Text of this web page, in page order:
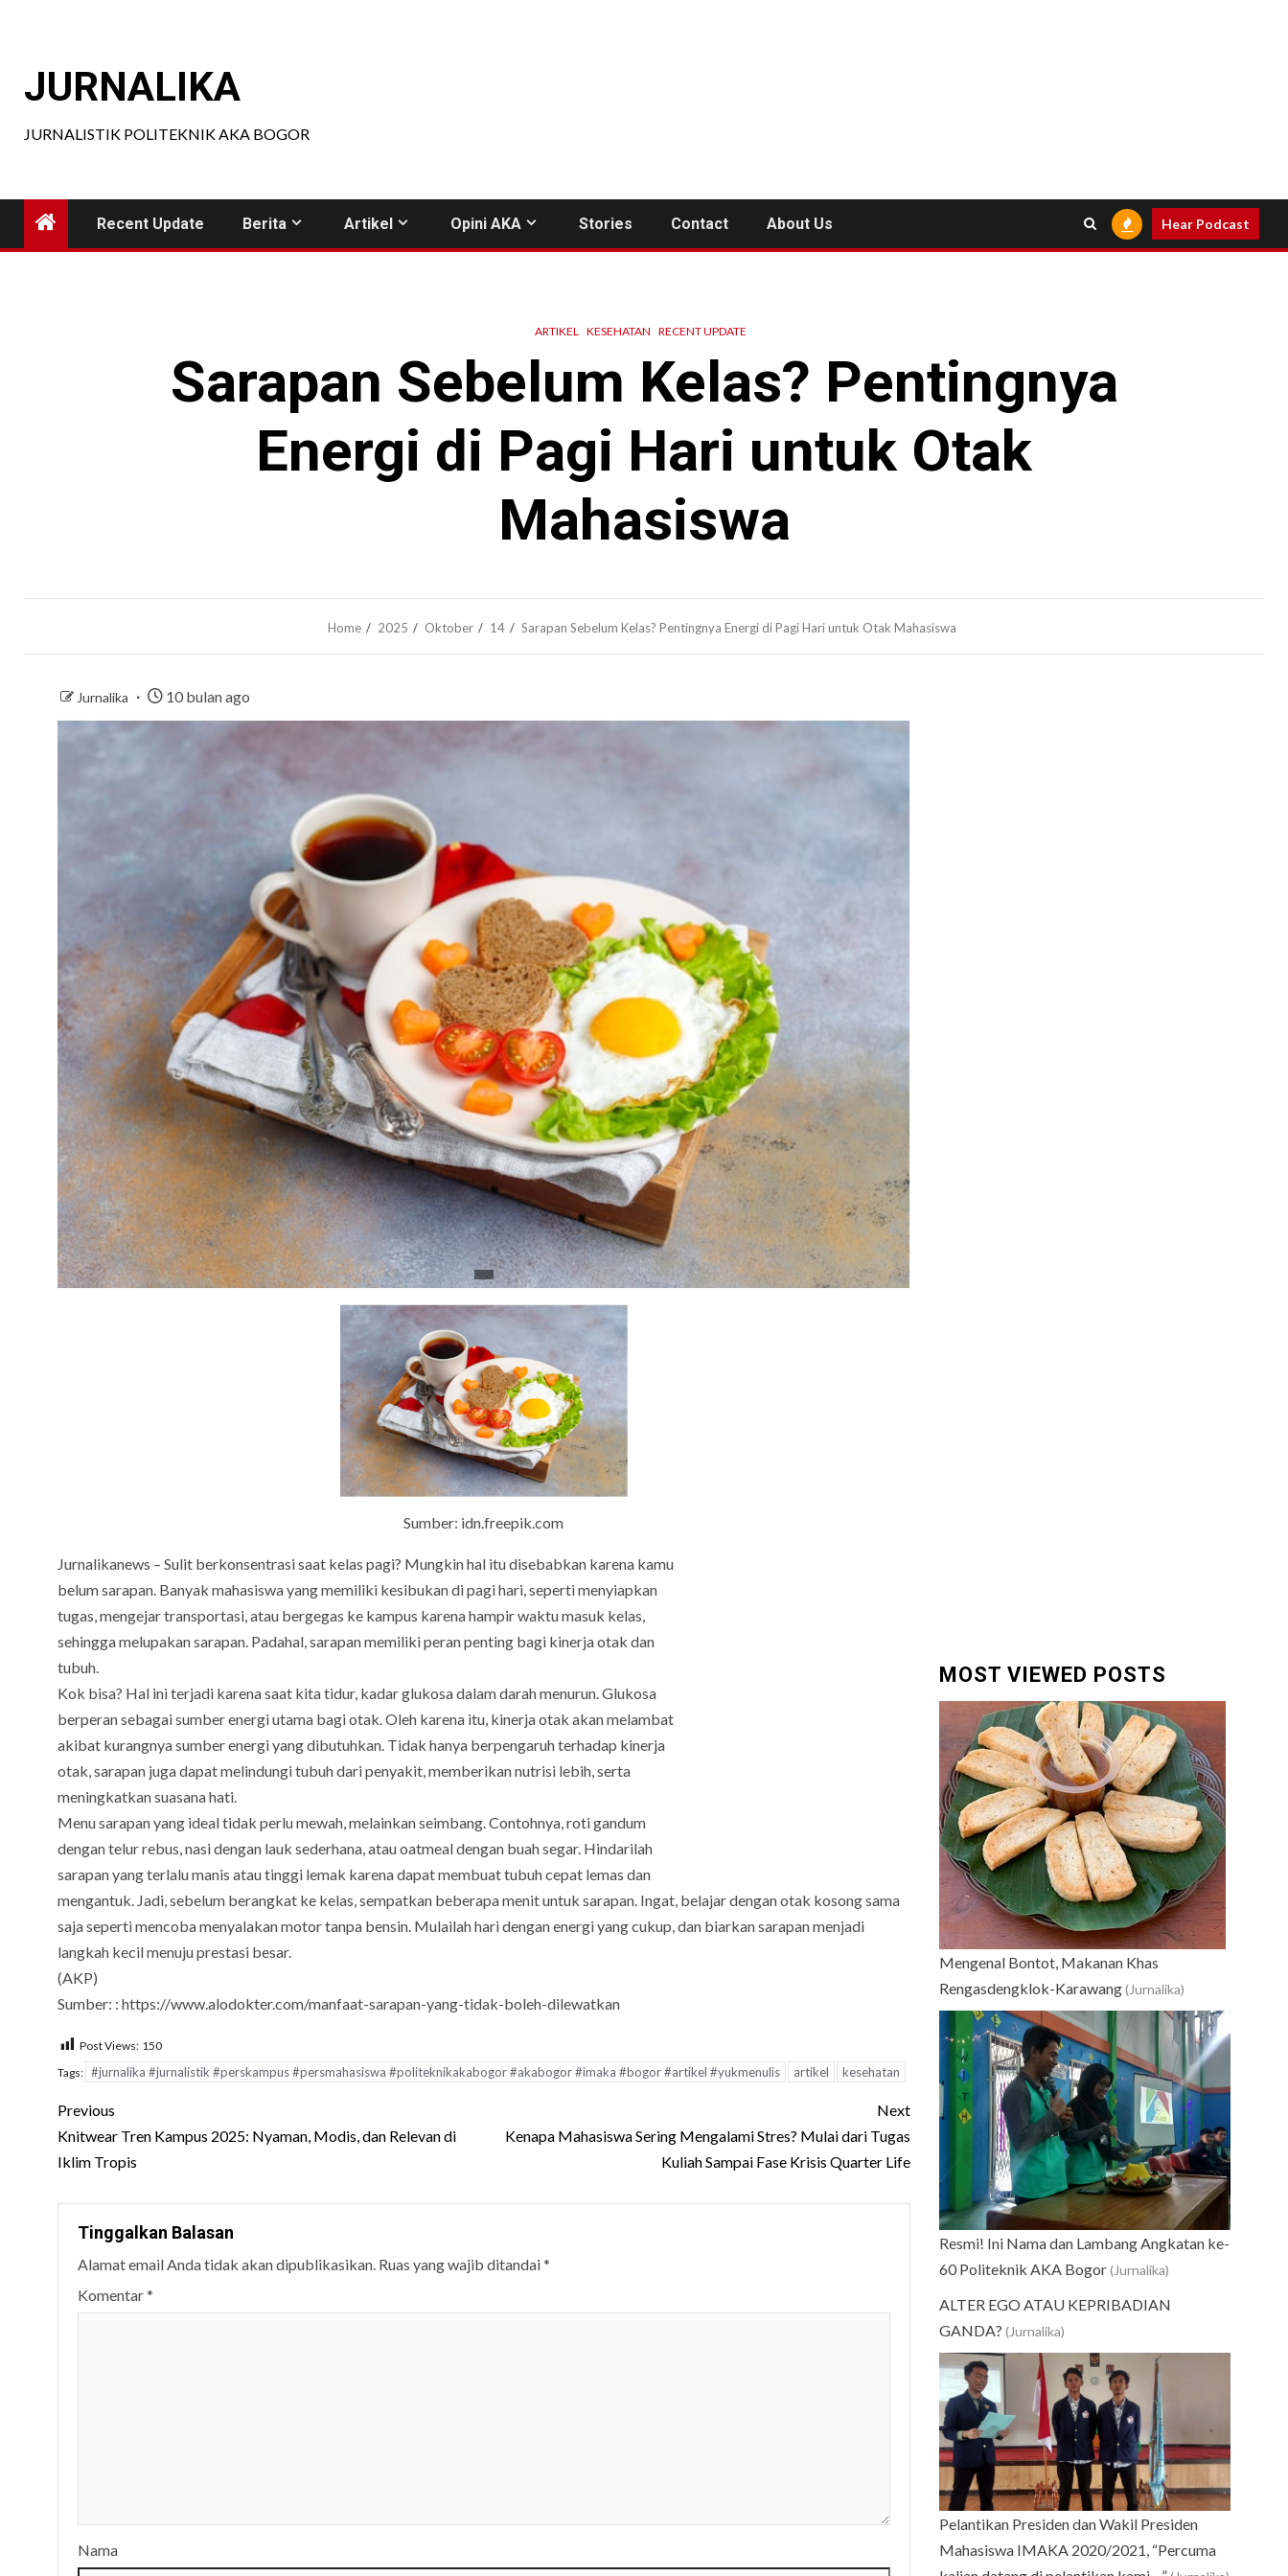
JURNALIKA
JURNALISTIK POLITEKNIK AKA BOGOR
Recent Update Berita Artikel Opini AKA Stories Contact About Us Hear Podcast
ARTIKEL KESEHATAN RECENT UPDATE
Sarapan Sebelum Kelas? Pentingnya
Energi di Pagi Hari untuk Otak
Mahasiswa
Home 2025 Oktober 14 Sarapan Sebelum Kelas? Pentingnya Energi di Pagi Hari untuk Otak Mahasiswa
Jurnalika 10 bulan ago
Sumber: idn.freepik.com
Jurnalikanews – Sulit berkonsentrasi saat kelas pagi? Mungkin hal itu disebabkan karena kamu
belum sarapan. Banyak mahasiswa yang memiliki kesibukan di pagi hari, seperti menyiapkan
tugas, mengejar transportasi, atau bergegas ke kampus karena hampir waktu masuk kelas,
sehingga melupakan sarapan. Padahal, sarapan memiliki peran penting bagi kinerja otak dan
tubuh.
Kok bisa? Hal ini terjadi karena saat kita tidur, kadar glukosa dalam darah menurun. Glukosa
berperan sebagai sumber energi utama bagi otak. Oleh karena itu, kinerja otak akan melambat
akibat kurangnya sumber energi yang dibutuhkan. Tidak hanya berpengaruh terhadap kinerja
otak, sarapan juga dapat melindungi tubuh dari penyakit, memberikan nutrisi lebih, serta
meningkatkan suasana hati.
Menu sarapan yang ideal tidak perlu mewah, melainkan seimbang. Contohnya, roti gandum
dengan telur rebus, nasi dengan lauk sederhana, atau oatmeal dengan buah segar. Hindarilah
sarapan yang terlalu manis atau tinggi lemak karena dapat membuat tubuh cepat lemas dan
mengantuk. Jadi, sebelum berangkat ke kelas, sempatkan beberapa menit untuk sarapan. Ingat, belajar dengan otak kosong sama
saja seperti mencoba menyalakan motor tanpa bensin. Mulailah hari dengan energi yang cukup, dan biarkan sarapan menjadi
langkah kecil menuju prestasi besar.
(AKP)
Sumber: : https://www.alodokter.com/manfaat-sarapan-yang-tidak-boleh-dilewatkan
Post Views: 150
Tags: #jurnalika #jurnalistik #perskampus #persmahasiswa #politeknikakabogor #akabogor #imaka #bogor #artikel #yukmenulis artikel kesehatan
Post
navigation
Previous
Knitwear Tren Kampus 2025: Nyaman, Modis, dan Relevan di
Iklim Tropis
Next
Kenapa Mahasiswa Sering Mengalami Stres? Mulai dari Tugas
Kuliah Sampai Fase Krisis Quarter Life
Tinggalkan Balasan
Alamat email Anda tidak akan dipublikasikan. Ruas yang wajib ditandai*
Komentar*
Nama
MOST VIEWED POSTS
Mengenal Bontot, Makanan Khas
Rengasdengklok-Karawang (Jurnalika)
Resmi! Ini Nama dan Lambang Angkatan ke-
60 Politeknik AKA Bogor (Jurnalika)
ALTER EGO ATAU KEPRIBADIAN
GANDA? (Jurnalika)
Pelantikan Presiden dan Wakil Presiden
Mahasiswa IMAKA 2020/2021, “Percuma